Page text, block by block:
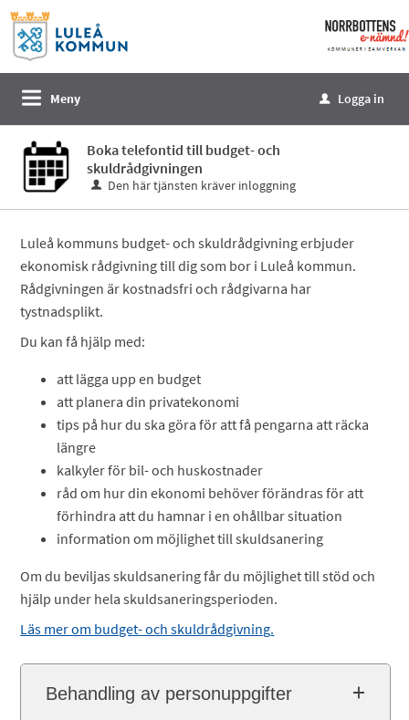
Välkommen
till
tjänster
Norrbottens
enämnd
Meny u Logga in
Boka telefontid till budget- och
skuldrådgivningen
Den här tjänsten kräver inloggning
Luleå kommuns budget- och skuldrådgivning erbjuder
ekonomisk rådgivning till dig som bor i Luleå kommun.
Rådgivningen är kostnadsfri och rådgivarna har
tystnadsplikt.
Du kan få hjälp med:
att lägga upp en budget
att planera din privatekonomi
tips på hur du ska göra för att få pengarna att räcka
längre
kalkyler för bil- och huskostnader
råd om hur din ekonomi behöver förändras för att
förhindra att du hamnar i en ohållbar situation
information om möjlighet till skuldsanering
Om du beviljas skuldsanering får du möjlighet till stöd och
hjälp under hela skuldsaneringsperioden.
Läs mer om budget- och skuldrådgivning.
Behandling av personuppgifter